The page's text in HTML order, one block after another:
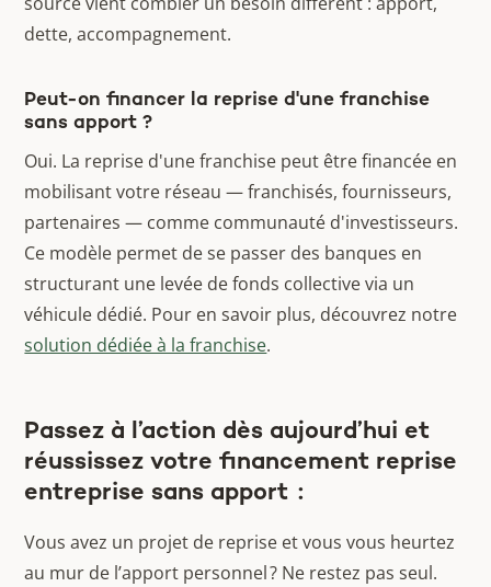
dette, accompagnement.
Peut-on financer la reprise d'une franchise
sans apport ?
Oui. La reprise d'une franchise peut être financée en
mobilisant votre réseau — franchisés, fournisseurs,
partenaires — comme communauté d'investisseurs.
Ce modèle permet de se passer des banques en
structurant une levée de fonds collective via un
véhicule dédié. Pour en savoir plus, découvrez notre
solution dédiée à la franchise.
Passez à l’action dès aujourd’hui et
réussissez votre financement reprise
entreprise sans apport :
Vous avez un projet de reprise et vous vous heurtez
au mur de l’apport personnel ? Ne restez pas seul.